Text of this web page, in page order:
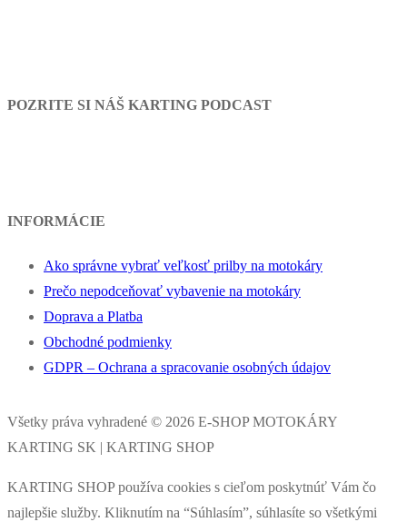
POZRITE SI NÁŠ KARTING PODCAST
INFORMÁCIE
Ako správne vybrať veľkosť prilby na motokáry
Prečo nepodceňovať vybavenie na motokáry
Doprava a Platba
Obchodné podmienky
GDPR – Ochrana a spracovanie osobných údajov
Všetky práva vyhradené © 2026 E-SHOP MOTOKÁRY
KARTING SK | KARTING SHOP
KARTING SHOP používa cookies s cieľom poskytnúť Vám čo
najlepšie služby. Kliknutím na “Súhlasím”, súhlasíte so všetkými